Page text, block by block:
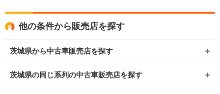
他の条件から販売店を探す
茨城県から中古車販売店を探す
茨城県の同じ系列の中古車販売店を探す